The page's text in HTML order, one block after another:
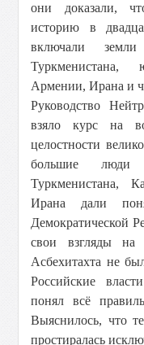
они доказали,
историю в
включали земли
Туркменистана,
Армении, Ирана и
Руководство
взяло курс на
целостности
большие люди
Туркменистана,
Ирана дали
Демократической
свои взгляды на
Асбехитахта не
Российские
понял всё
Выяснилось, что
простиралась